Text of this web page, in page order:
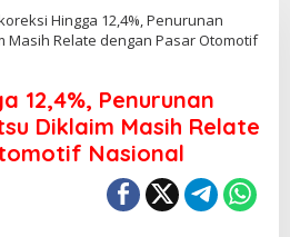
Hingga 12,4%, Penurunan
Masih Relate dengan Pasar Otomotif
12,4%, Penurunan
Diklaim Masih Relate
Nasional